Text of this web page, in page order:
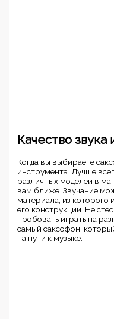
Качество звука
Когда вы выбираете
инструмента. Лучше
различных моделей в
вам ближе. Звучание
материала, из которого
его конструкции. Не
пробовать играть на
самый саксофон,
на пути к музыке.